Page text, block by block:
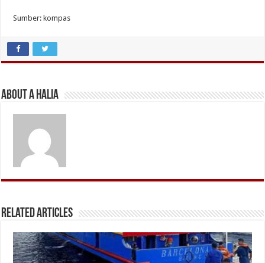
Sumber: kompas
About A Halia
Related Articles